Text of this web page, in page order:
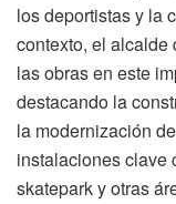
los deportistas y la
contexto, el alcalde
las obras en este
destacando la
la modernización
instalaciones clave
skatepark y otras